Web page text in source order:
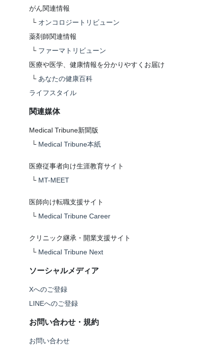
がん関連情報
└ オンコロジートリビューン
薬剤師関連情報
└ ファーマトリビューン
医療や医学、健康情報を分かりやすくお届け
└ あなたの健康百科
ライフスタイル
関連媒体
Medical Tribune新聞版
└ Medical Tribune本紙
医療従事者向け生涯教育サイト
└ MT-MEET
医師向け転職支援サイト
└ Medical Tribune Career
クリニック継承・開業支援サイト
└ Medical Tribune Next
ソーシャルメディア
Xへのご登録
LINEへのご登録
お問い合わせ・規約
お問い合わせ